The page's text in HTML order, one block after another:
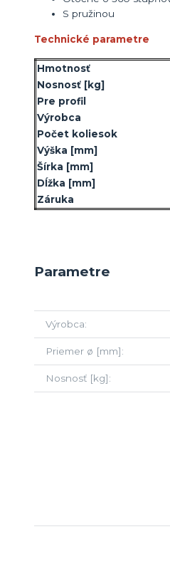
S pružinou
Technické parametre
Hmotnosť
Nosnosť [kg]
Pre profil
Výrobca
Počet koliesok
Výška [mm]
Šírka [mm]
Dĺžka [mm]
Záruka
Parametre
Výrobca
Priemer ø [mm]
Nosnosť [kg]